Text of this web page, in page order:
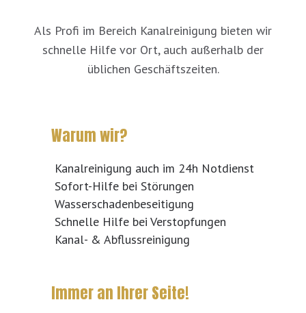
Als Profi im Bereich Kanalreinigung bieten wir
schnelle Hilfe vor Ort, auch außerhalb der
üblichen Geschäftszeiten.
Warum wir?
Kanalreinigung auch im 24h Notdienst
Sofort-Hilfe bei Störungen
Wasserschadenbeseitigung
Schnelle Hilfe bei Verstopfungen
Kanal- & Abflussreinigung
Immer an Ihrer Seite!